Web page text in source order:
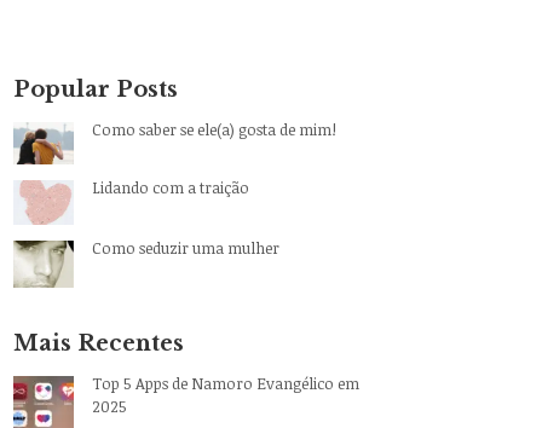
Popular Posts
Como saber se ele(a) gosta de mim!
Lidando com a traição
Como seduzir uma mulher
Mais Recentes
Top 5 Apps de Namoro Evangélico em
2025